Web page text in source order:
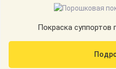
Покраска суппортов